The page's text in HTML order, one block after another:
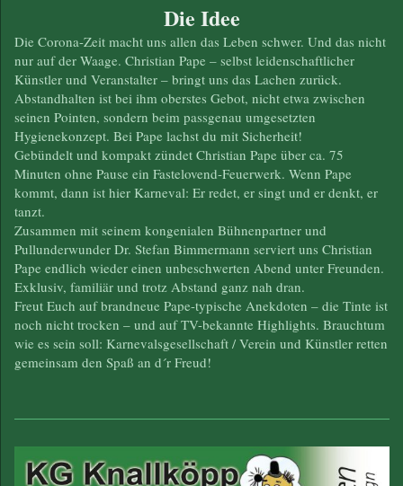
Die Idee
Die Corona-Zeit macht uns allen das Leben schwer. Und das nicht
nur auf der Waage. Christian Pape – selbst leidenschaftlicher
Künstler und Veranstalter – bringt uns das Lachen zurück.
Abstandhalten ist bei ihm oberstes Gebot, nicht etwa zwischen
seinen Pointen, sondern beim passgenau umgesetzten
Hygienekonzept. Bei Pape lachst du mit Sicherheit!
Gebündelt und kompakt zündet Christian Pape über ca. 75
Minuten ohne Pause ein Fastelovend-Feuerwerk. Wenn Pape
kommt, dann ist hier Karneval: Er redet, er singt und er denkt, er
tanzt.
Zusammen mit seinem kongenialen Bühnenpartner und
Pullunderwunder Dr. Stefan Bimmermann serviert uns Christian
Pape endlich wieder einen unbeschwerten Abend unter Freunden.
Exklusiv, familiär und trotz Abstand ganz nah dran.
Freut Euch auf brandneue Pape-typische Anekdoten – die Tinte ist
noch nicht trocken – und auf TV-bekannte Highlights. Brauchtum
wie es sein soll: Karnevalsgesellschaft / Verein und Künstler retten
gemeinsam den Spaß an d´r Freud!